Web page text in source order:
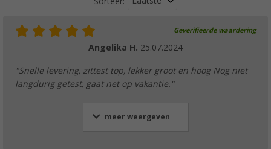
Geverifieerde waardering
Angelika H. 25.07.2024
"Snelle levering, zittest top, lekker groot en hoog Nog niet
langdurig getest, gaat net op vakantie."
meer weergeven